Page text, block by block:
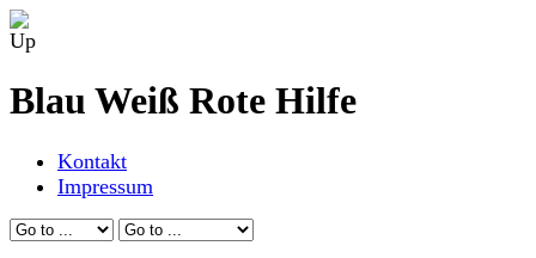
Blau Weiß Rote Hilfe
Kontakt
Impressum